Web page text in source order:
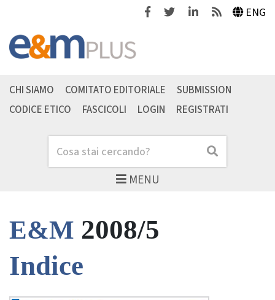
FacebookTwitterLinkedinFeeds ENG
MENU
Cerca Cerca
CHI SIAMO COMITATO EDITORIALE
SUBMISSION
CODICE ETICO
FASCICOLI LOGIN REGISTRATI
E&M 2008/5
Indice